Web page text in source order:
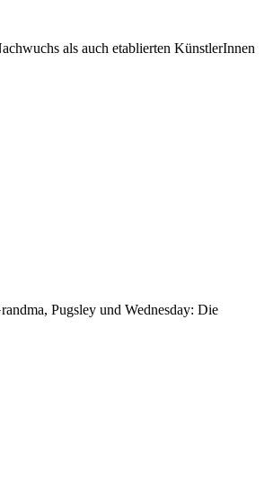
als auch etablierten KünstlerInnen
Pugsley und Wednesday: Die